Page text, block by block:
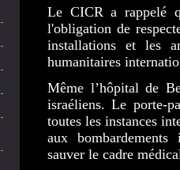
Le CICR a rappelé
l'obligation de
installations et les
humanitaires
Même l’hôpital de
israéliens. Le porte-
toutes les instances
aux
sauver le cadre